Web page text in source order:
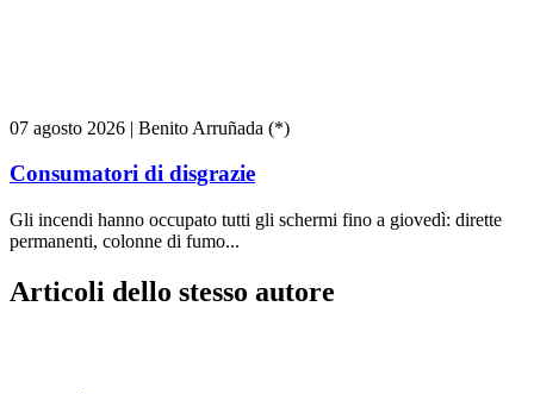
07 agosto 2026 | Benito Arruñada (*)
Consumatori di disgrazie
Gli incendi hanno occupato tutti gli schermi fino a giovedì: dirette
permanenti, colonne di fumo...
Articoli dello stesso autore